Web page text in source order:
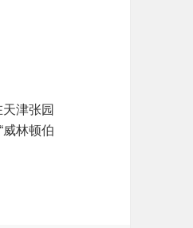
津张园
林顿伯